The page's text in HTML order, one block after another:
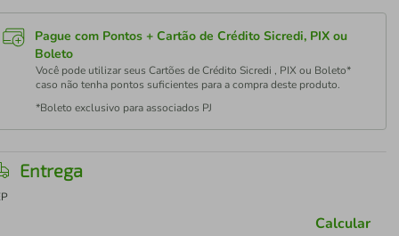
Pague com Pontos + Cartão de Crédito Sicredi, PIX ou
Boleto
Você pode utilizar seus Cartões de Crédito Sicredi , PIX ou Boleto*
caso não tenha pontos suficientes para a compra deste produto.
*Boleto exclusivo para associados PJ
Entrega
Calcular